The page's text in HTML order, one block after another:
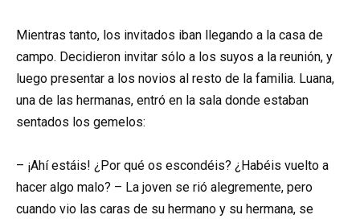
Mientras tanto, los invitados iban llegando a la casa de
campo. Decidieron invitar sólo a los suyos a la reunión, y
luego presentar a los novios al resto de la familia. Luana,
una de las hermanas, entró en la sala donde estaban
sentados los gemelos:
– ¡Ahí estáis! ¿Por qué os escondéis? ¿Habéis vuelto a
hacer algo malo? – La joven se rió alegremente, pero
cuando vio las caras de su hermano y su hermana, se